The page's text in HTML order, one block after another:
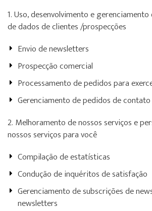
1. Uso, desenvolvimento e
de dados de clientes /prospecções
Envio de newsletters
Prospecção comercial
Processamento de pedidos para
Gerenciamento de pedidos de contato
2. Melhoramento de nossos serviços e
nossos serviços para você
Compilação de estatísticas
Condução de inquéritos de satisfação
Gerenciamento de subscrições de
newsletters